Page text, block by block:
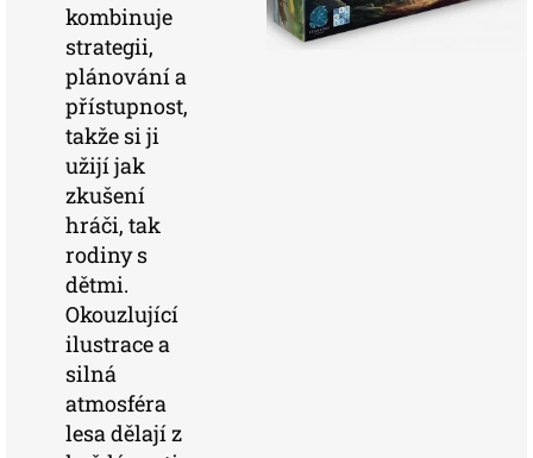
kombinuje
strategii,
plánování a
přístupnost,
takže si ji
užijí jak
zkušení
hráči, tak
rodiny s
dětmi.
Okouzlující
ilustrace a
silná
atmosféra
lesa dělají z